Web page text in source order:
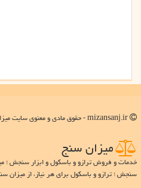
میزان سنج
خدمات و فروش ترازو و باسکول و ابزار سنجش ؛
سنجش ؛ ترازو و باسکول برای هر نیاز، از میزان